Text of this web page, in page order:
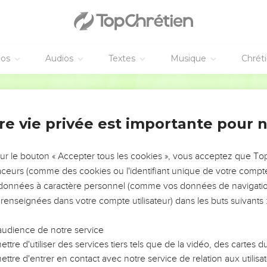
Audios Textes Musique
de l’Eglise et allèrent à Antioche, où ils réunirent l’assemblée
se réjouirent de l'encouragement qu'elle leur apportait.
ceux-ci les laissèrent retourner en paix vers ceux qui les
bon de rester. ]
à Antioche ; ils enseignaient et annonçaient avec
séparent
Paul dit à Barnabas : « Retournons visiter nos frères et
la parole du Seigneur, pour voir comment ils vont. »
ne fallait pas prendre avec eux celui qui les avait quittés
dans leur tâche.
vif pour qu'ils se séparent l'un de l'autre. Barnabas prit Marc
vie privée est importante pour
le bouton « Accepter tous les cookies », vous acceptez que
(comme des cookies ou l'identifiant unique de votre
à caractère personnel (comme vos données de
dans votre compte utilisateur) dans les buts suivants :
de notre service
d'utiliser des services tiers tels que de la vidéo, des cartes
d'entrer en contact avec notre service de relation aux